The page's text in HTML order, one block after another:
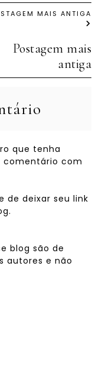
MAIS ANTIGA
Postagem mais
antiga
que tenha
comentário com
de deixar seu link
blog são de
autores e não